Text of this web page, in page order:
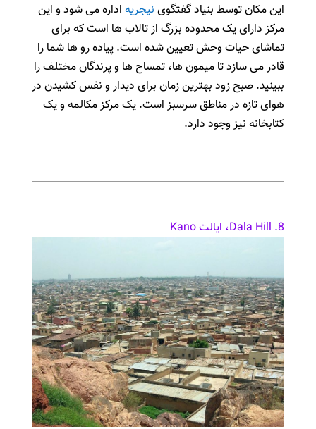
این مکان توسط بنیاد گفتگوینیجریهاداره می شود و این
مرکز دارای یک محدوده بزرگ از تالاب ها است که برای
تماشای حیات وحش تعیین شده است. پیاده رو ها شما را
قادر می سازد تا میمون ها، تمساح ها و پرندگان مختلف را
ببینید. صبح زود بهترین زمان برای دیدار و نفس کشیدن در
هوای تازه در مناطق سرسبز است. یک مرکز مکالمه و یک
کتابخانه نیز وجود دارد.
8. Dala Hill، ایالت Kano